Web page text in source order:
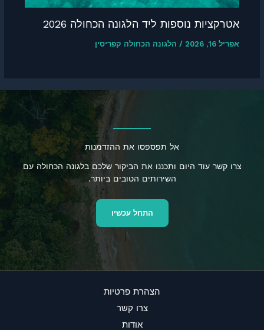
אטרקציות נוספות ליד הלגונה הכחולה 2026
אפריל 16, 2026 / הלגונה הכחולה קפריסין
אל תפספסו את ההזדמנות
צרו קשר עוד היום ותכננו את הביקור שלכם בלגונה הכחולה עם
השירותים הטובים ביותר.
התחל עכשיו
הצהרת פרטיות
צרו קשר
אודות